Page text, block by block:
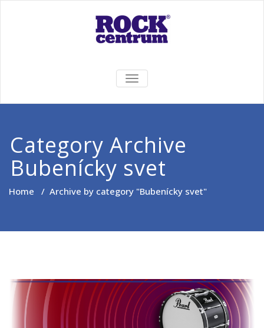
Rock Centrum
Ten pravý zvuk pre Vás!
TOGGLE
NAVIGATION
Category Archive
Bubenícky svet
Home / Archive by category "Bubenícky svet"